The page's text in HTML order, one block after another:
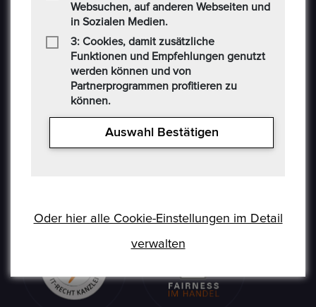
Epoxa ist eine Online-Plattform, mit der Benutzer
Münzen, Medaillen, Edelmetalle und andere
Sammlerstücke auf einer E-Auction-Plattform in den
Formaten Jetzt kaufen / Angebot / Gebot kaufen und
Umtauschservice von DM zu EUR an. Mit diesem
Websuchen, auf anderen Webseiten und
in Sozialen Medien.
3: Cookies, damit zusätzliche
Funktionen und Empfehlungen genutzt
werden können und von
Partnerprogrammen profitieren zu
können.
Auswahl Bestätigen
Oder hier alle Cookie-Einstellungen im Detail
verwalten